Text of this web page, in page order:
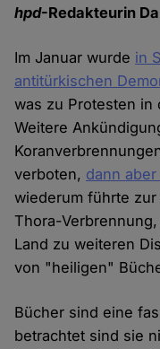
hpd-Redakteurin
Im Januar wurde in
antitürkischen
was zu Protesten in
Weitere
verboten, dann
wiederum führte
Thora-
Land zu weiteren
von "heiligen"
Bücher sind eine
betrachtet sind sie